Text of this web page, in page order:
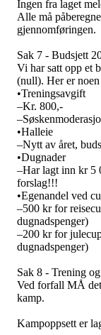
Ingen fra laget
Alle må
gjennomføringen.
Sak 7 - Budsjett
Vi har satt opp et
(null). Her er
•Treningsavgift
–Kr. 800,-
•Halleie
–Nytt av året,
•Dugnader
–Har lagt inn kr 5
forslag!!!
•Egenandel ved
–500 kr for
dugnadspenger)
–200 kr for
dugnadspenger)
Sak 8 - Trening
Ved forfall MÅ
kamp.
Kampoppsett er